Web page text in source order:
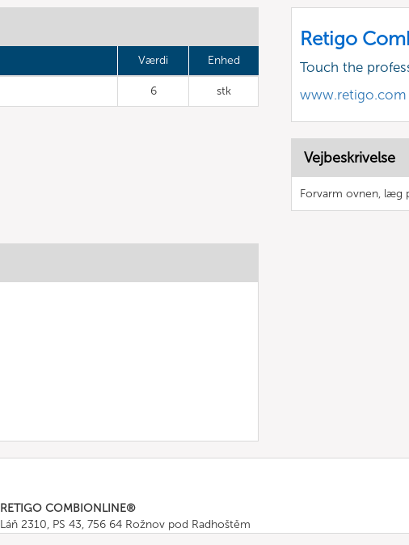
Værdi Enhed
6 stk
Retigo
Touch the
www.retigo.com
Vejbeskrivelse
Forvarm ovnen, læg
RETIGO COMBIONLINE®
Láň 2310, PS 43, 756 64 Rožnov pod Radhoštěm